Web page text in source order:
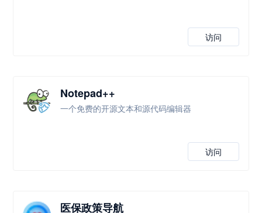
访问
Notepad++
一个免费的开源文本和源代码编辑器
访问
医保政策导航